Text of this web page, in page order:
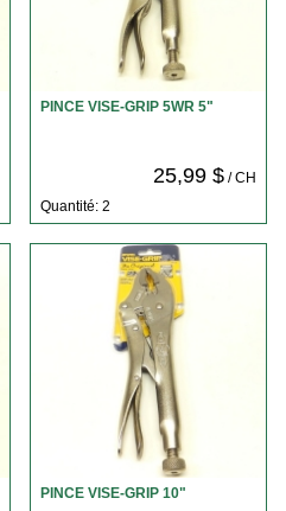
PINCE VISE-GRIP 5WR 5"
25,99 $/ CH
Quantité: 2
PINCE VISE-GRIP 10"